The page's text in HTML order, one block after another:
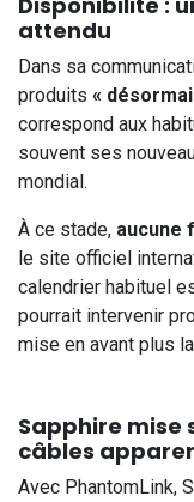
attendu
Dans sa
produits «
correspond aux
souvent ses
mondial.
À ce stade, aucune
le site officiel
calendrier habituel
pourrait intervenir
mise en avant plus
Sapphire mise
câbles
Avec PhantomLink,